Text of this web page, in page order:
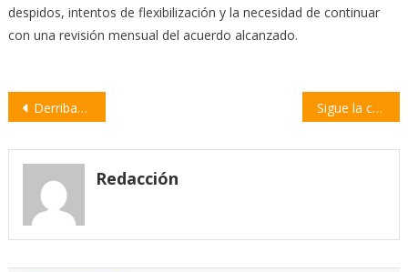
despidos, intentos de flexibilización y la necesidad de continuar
con una revisión mensual del acuerdo alcanzado.
Navegación
entradas
Derriban otro búnker de drogas en Villa Constitución bajo la Ley de Microtráfico Sigue la campaña gratuita de vacunación antirrábica en los barrios
Redacción